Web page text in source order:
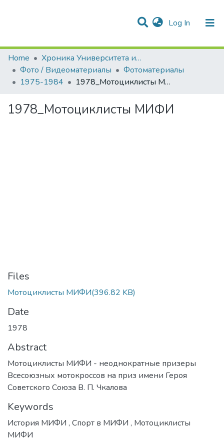
Log In (current)
Communities & Collections
Statistics
Home
Хроника Университета и упоминания в СМИ
Фото / Видеоматериалы
Фотоматериалы
1975-1984
1978_Мотоциклисты МИФИ
1978_Мотоциклисты МИФИ
Files
Мотоциклисты МИФИ(396.82 KB)
Date
1978
Abstract
Мотоциклисты МИФИ - неоднократные призеры
Всесоюзных мотокроссов на приз имени Героя
Советского Союза В. П. Чкалова
Keywords
История МИФИ , Спорт в МИФИ , Мотоциклисты
МИФИ